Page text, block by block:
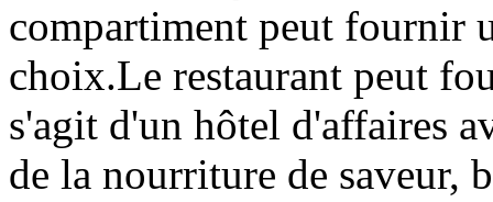
compartiment peut fournir
choix.Le restaurant peut
s'agit d'un hôtel d'affaires
de la nourriture de saveur,